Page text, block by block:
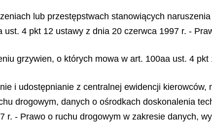
lub przestępstwach stanowiących
ust. 4 pkt 12 ustawy z dnia 20 czerwca 1997 r. -
grzywien, o których mowa w art. 100aa ust. 4
i udostępnianie z centralnej ewidencji
drogowym, danych o ośrodkach doskonalenia
r. - Prawo o ruchu drogowym w zakresie danych,